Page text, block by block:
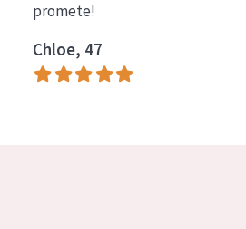
COLECCIÓN
Essentials
Lift+
promete!
Chloe, 47